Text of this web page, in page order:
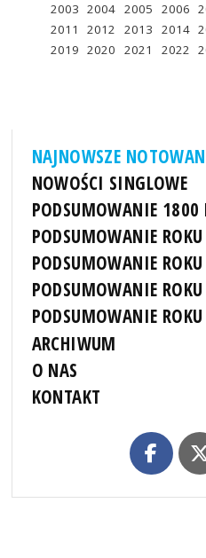
2003 2004 2005 2006
2011
2012 2013 2014
2019 2020 2021 2022
NAJNOWSZE
NOWOŚCI SINGLOWE
PODSUMOWANIE 1800
PODSUMOWANIE
PODSUMOWANIE
PODSUMOWANIE
PODSUMOWANIE
ARCHIWUM
O NAS
KONTAKT